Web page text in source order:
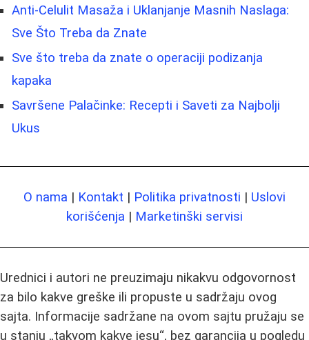
Anti-Celulit Masaža i Uklanjanje Masnih Naslaga:
Sve Što Treba da Znate
Sve što treba da znate o operaciji podizanja
kapaka
Savršene Palačinke: Recepti i Saveti za Najbolji
Ukus
O nama | Kontakt | Politika privatnosti | Uslovi
korišćenja | Marketinški servisi
Urednici i autori ne preuzimaju nikakvu odgovornost
za bilo kakve greške ili propuste u sadržaju ovog
sajta. Informacije sadržane na ovom sajtu pružaju se
u stanju „takvom kakve jesu“, bez garancija u pogledu